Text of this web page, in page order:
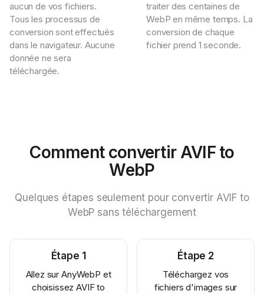
aucun de vos fichiers.
Tous les processus de
conversion sont effectués
dans le navigateur. Aucune
donnée ne sera
téléchargée.
traiter des centaines de
WebP en même temps. La
conversion de chaque
fichier prend 1 seconde.
Comment convertir AVIF to
WebP
Quelques étapes seulement pour convertir AVIF to
WebP sans téléchargement
Étape 1
Allez sur AnyWebP et
choisissez AVIF to
Étape 2
Téléchargez vos
fichiers d'images sur